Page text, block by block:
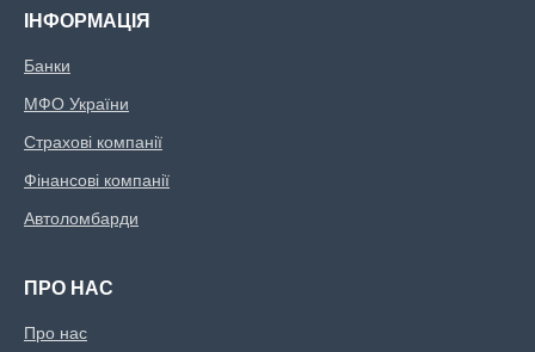
ІНФОРМАЦІЯ
Банки
МФО України
Страхові компанії
Фінансові компанії
Автоломбарди
ПРО НАС
Про нас